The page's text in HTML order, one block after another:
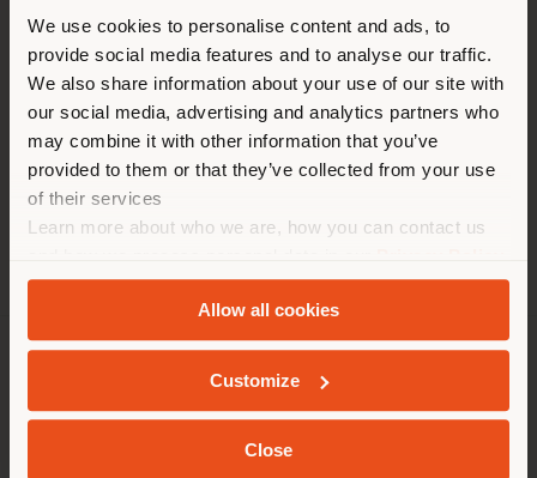
We use cookies to personalise content and ads, to
provide social media features and to analyse our traffic.
We also share information about your use of our site with
our social media, advertising and analytics partners who
may combine it with other information that you’ve
provided to them or that they’ve collected from your use
of their services
Learn more about who we are, how you can contact us
andCookie Policy.
Allow all cookies
Customize
Close
Lunedi 11:00-19:00
Mercoledì 11:00-19:00
Giovedì 11:00-19:00
Venerdì 11:00-19:00
Sabato 11:00-19:00
Domenica -----
Stai navigando in un Paese
diverso da quello della tua
localizzazione. Si consiglia di
localizzarsi correttamente per
effettuare acquisti. (us)
GEOLOCALIZZATI
LINEE DI PRODOTTO